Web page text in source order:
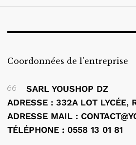
Coordonnées de l'entreprise
SARL YOUSHOP DZ
ADRESSE : 332A LOT LYCÉE,
ADRESSE MAIL :
TÉLÉPHONE : 0558 13 01 81